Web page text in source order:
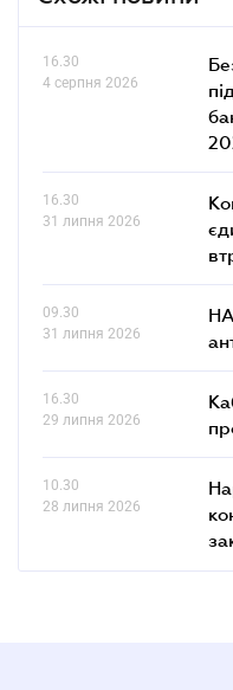
16.30
4 серпня 2026
16.30
31 липня 2026
09.30
31 липня 2026
16.30
29 липня 2026
10.30
28 липня 2026